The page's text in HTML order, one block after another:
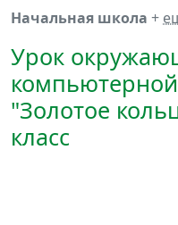
Начальная школа +
Урок
"Золотое
класс